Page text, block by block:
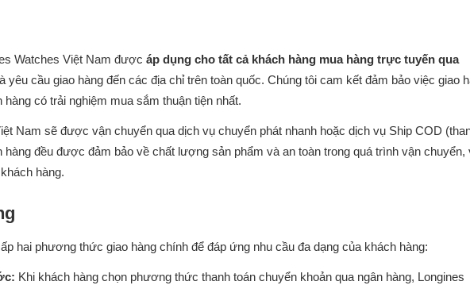
Watches Việt Nam được áp dụng cho tất cả khách hàng mua hàng trực tuyến qua
yêu cầu giao hàng đến các địa chỉ trên toàn quốc. Chúng tôi cam kết đảm bảo việc giao
có trải nghiệm mua sắm thuận tiện nhất.
Nam sẽ được vận chuyển qua dịch vụ chuyển phát nhanh hoặc dịch vụ Ship COD
hàng đều được đảm bảo về chất lượng sản phẩm và an toàn trong quá trình vận chuyển,
hàng.
hai phương thức giao hàng chính để đáp ứng nhu cầu đa dạng của khách hàng:
Khi khách hàng chọn phương thức thanh toán chuyển khoản qua ngân hàng, Longines